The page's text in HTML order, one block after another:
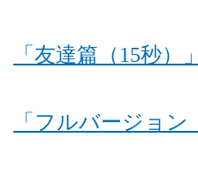
「友達篇（15秒）」
「フルバージョン